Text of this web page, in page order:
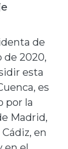
de
de 2020,
esta
es
por la
Madrid,
en